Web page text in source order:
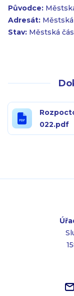
Původce:
Adresát:
Stav: Městská
022.pdf